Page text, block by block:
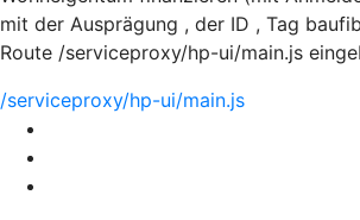
mit der Ausprägung , der ID , Tag
Route /serviceproxy/hp-ui/main.js
/serviceproxy/hp-ui/main.js